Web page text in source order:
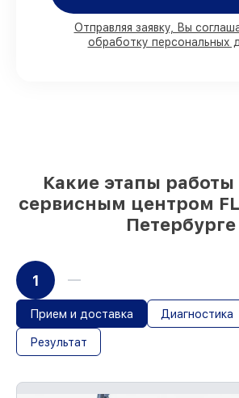
80%
работ по ремонту
присутствии клиента
90%деталей FLIR имеются
немедленном старте работ
Отправляя заявку, Вы
обработку персональных
Какие этапы
сервисным центром
Петербурге
1
Прием и доставка Диагностика
Результат